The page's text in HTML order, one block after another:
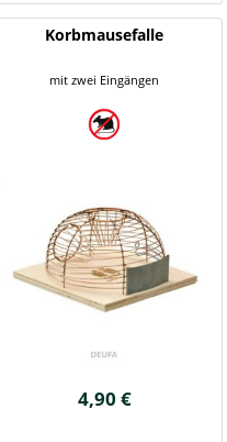
Korbmausefalle
mit zwei Eingängen
4,90 €